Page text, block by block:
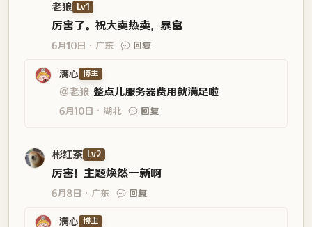
老狼 Lv1
厉害了。祝大卖热卖，暴富
6月10日 广东 回复
满心 博主
@老狼 整点儿服务器费用就满足啦
6月10日 湖北 回复
彬红茶 Lv2
厉害！主题焕然一新啊
6月8日 广东 回复
满心 博主